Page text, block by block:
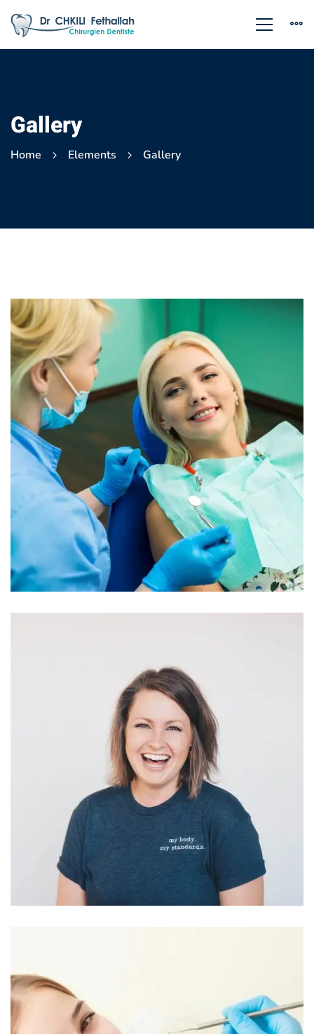
Gallery
Home Elements Gallery
Gallery